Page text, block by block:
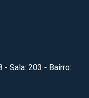
- Sala: 203 - Bairro: